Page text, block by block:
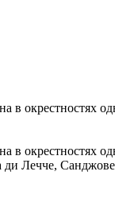
в окрестностях
окрестностях
Лечче,